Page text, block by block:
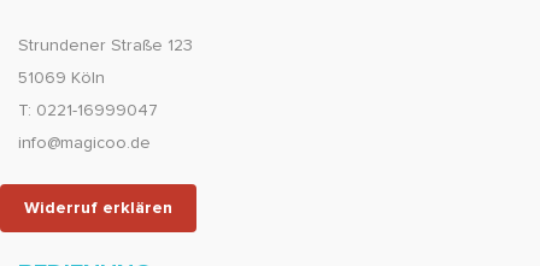
Strundener Straße 123
51069 Köln
T: 0221-16999047
info@magicoo.de
Widerruf erklären